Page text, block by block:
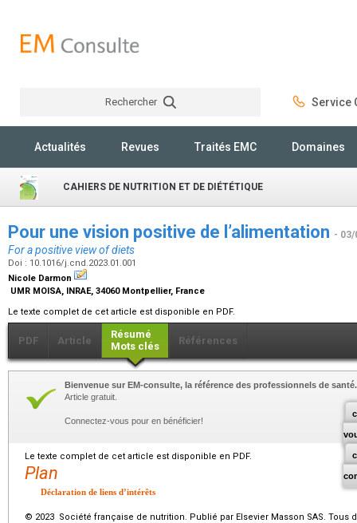
Rechercher Service
Actualités Revues Traités EMC Domaines
CAHIERS DE NUTRITION ET DE DIÉTÉTIQUE
Pour une vision positive de l’alimentation - 03/
For a positive view of diets
Doi : 10.1016/j.cnd.2023.01.001
Nicole Darmon
UMR MOISA, INRAE, 34060 Montpellier, France
Le texte complet de cet article est disponible en PDF.
PDF Article
Résumé
Mots clés
Références
Bienvenue sur EM-consulte, la référence des professionnels de santé.
Article gratuit.
Connectez-vous pour en bénéficier!
Le texte complet de cet article est disponible en PDF.
Plan
Déclaration de liens d’intérêts
© 2023 Société française de nutrition. Publié par Elsevier Masson SAS. Tous